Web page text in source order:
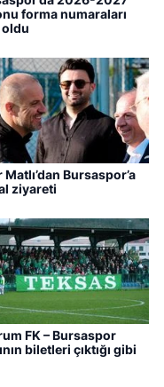
forma numaraları
Matlı’dan Bursaspor’a
ziyareti
FK – Bursaspor
biletleri çıktığı gibi